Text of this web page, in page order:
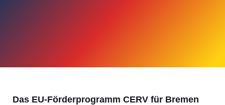
Das EU-Förderprogramm CERV für Bremen